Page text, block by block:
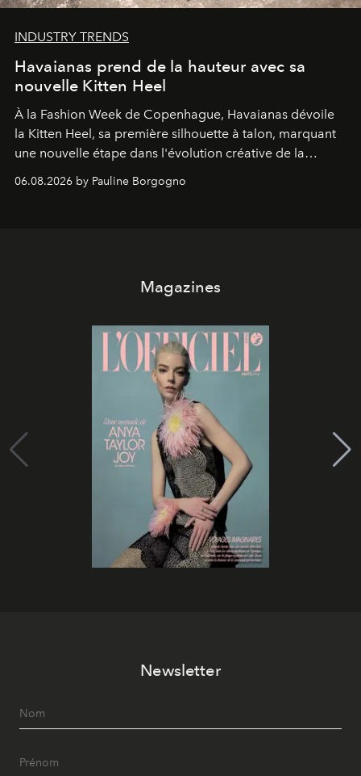
INDUSTRY TRENDS
Havaianas prend de la hauteur avec sa
nouvelle Kitten Heel
À la Fashion Week de Copenhague, Havaianas dévoile
la Kitten Heel, sa première silhouette à talon, marquant
une nouvelle étape dans l'évolution créative de la
06.08.2026 by Pauline Borgogno
Magazines
Newsletter